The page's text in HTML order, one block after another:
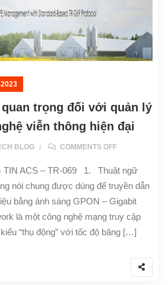
quan trọng đối với quản lý
viễn thông hiện đại
BLOG COMMENTS OFF
TIN ACS – TR-069 1. Thuật ngữ
nói chung được dùng để truyền dẫn
bằng ánh sáng GPON – Gigabit
là một công nghệ mạng truy cập
“thụ động” với tốc độ băng […]